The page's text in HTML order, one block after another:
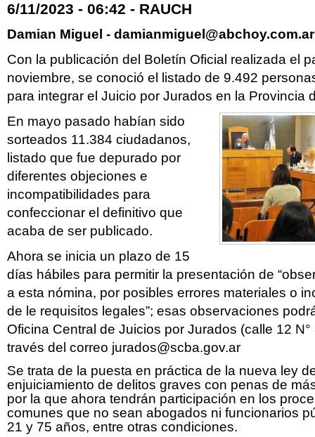
6/11/2023 - 06:42 - RAUCH
Damian Miguel - damianmiguel@abchoy.com.ar
Con la publicación del Boletín Oficial realizada el
noviembre, se conoció el listado de 9.492
para integrar el Juicio por Jurados en la Provincia
En mayo pasado habían sido
sorteados 11.384 ciudadanos,
listado que fue depurado por
diferentes objeciones e
incompatibilidades para
confeccionar el definitivo que
acaba de ser publicado.
Ahora se inicia un plazo de 15
días hábiles para permitir la presentación de
a esta nómina, por posibles errores materiales o
de le requisitos legales”; esas observaciones
Oficina Central de Juicios por Jurados (calle 12
través del correo jurados@scba.gov.ar
Se trata de la puesta en práctica de la nueva ley
enjuiciamiento de delitos graves con penas de
por la que ahora tendrán participación en los
comunes que no sean abogados ni funcionarios
21 y 75 años, entre otras condiciones.